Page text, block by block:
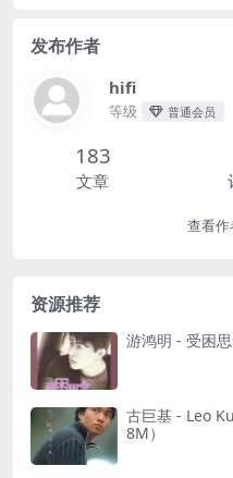
发布作者
hifi
等级 普通会员
183
文章
查看作
资源推荐
游鸿明 - 受困
古巨基 - Leo
8M）